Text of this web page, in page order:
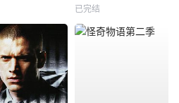
已完结